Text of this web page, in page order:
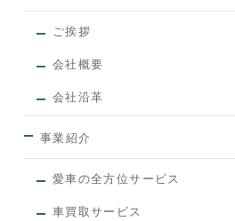
ご挨拶
会社概要
会社沿革
事業紹介
愛車の全方位サービス
車買取サービス